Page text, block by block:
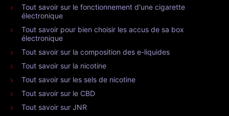
Tout savoir sur le fonctionnement d'une cigarette
électronique
Tout savoir pour bien choisir les accus de sa box
électronique
Tout savoir sur la composition des e-liquides
Tout savoir sur la nicotine
Tout savoir sur les sels de nicotine
Tout savoir sur le CBD
Tout savoir sur JNR